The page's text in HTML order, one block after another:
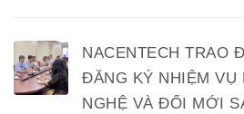
NACENTECH TRAO
ĐĂNG KÝ NHIỆM VỤ
NGHỆ VÀ ĐỔI MỚI